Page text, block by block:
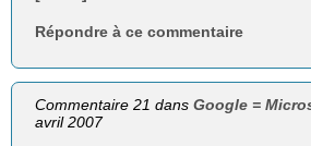
Répondre à ce commentaire
Commentaire 21 dansGoogle =
avril 2007